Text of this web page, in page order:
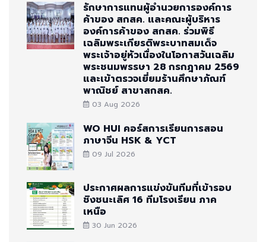
รักษาการแทนผู้อำนวยการองค์การ
ค้าของ สกสค. และคณะผู้บริหาร
องค์การค้าของ สกสค. ร่วมพิธี
เฉลิมพระเกียรติพระบาทสมเด็จ
พระเจ้าอยู่หัวเนื่องในโอกาสวันเฉลิม
พระชนมพรรษา 28 กรกฎาคม 2569
และเข้าตรวจเยี่ยมร้านศึกษาภัณฑ์
พาณิชย์ สาขาสกสค.
03 Aug 2026
WO HUI คอร์สการเรียนการสอน
ภาษาจีน HSK & YCT
09 Jul 2026
ประกาศผลการแข่งขันทีมที่เข้ารอบ
ชิงชนะเลิศ 16 ทีมโรงเรียน ภาค
เหนือ
30 Jun 2026